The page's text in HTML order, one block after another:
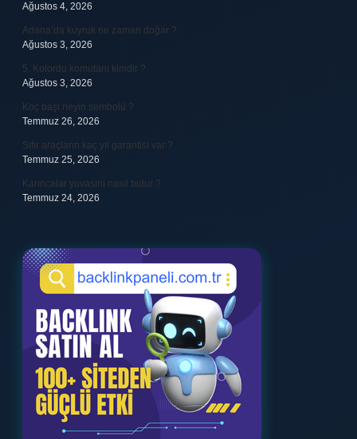
Ağustos 4, 2026
Adana’da kuyruk ne zaman doğar ?
Ağustos 3, 2026
5. Kolordu komutanı kimdir ?
Ağustos 3, 2026
Koç başı neyin sembolü ?
Temmuz 26, 2026
Sıfır araçların kaç yıl garantisi var ?
Temmuz 25, 2026
Karıncalar yuvasını nasıl bulur ?
Temmuz 24, 2026